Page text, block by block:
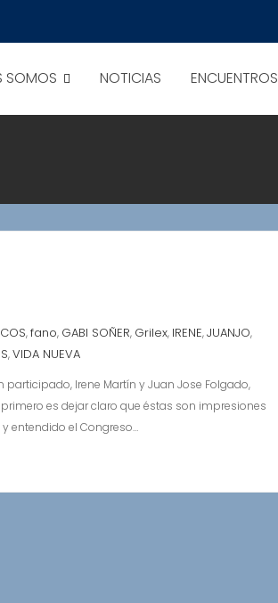
SOMOS NOTICIAS ENCUENTROS
,fano, GABI SOÑER, Grilex, IRENE,JUANJO,
,VIDA NUEVA
participado, Irene Martín y Juan Jose Folgado,
es dejar claro que éstas son impresiones
entendido el Congreso…